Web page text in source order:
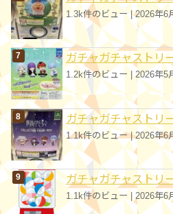
1.3k件のビュー|2026年6
ガチャガチャストリ
1.2k件のビュー |2026年5
ガチャガチャストリ
1.1k件のビュー|2026年6
ガチャガチャストリ
1.1k件のビュー 2026年6